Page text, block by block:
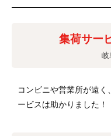
集荷サー
岐
コンビニや営業所が遠
ービスは助かりました！